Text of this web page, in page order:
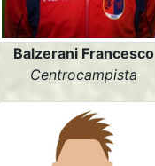
Balzerani Francesco
Centrocampista